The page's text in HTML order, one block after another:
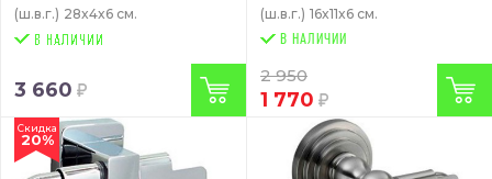
(ш.в.г.) 28x4x6 см.
3 660
(ш.в.г.) 16x11x6 см.
В НАЛИЧИИ
2 950
1 770
Скидка
20%